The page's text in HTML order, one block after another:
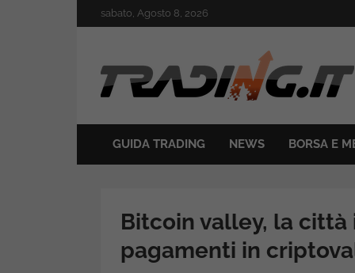
to
sabato, Agosto 8, 2026
Trading.it
GUIDA TRADING NEWS BORSA E
Bitcoin valley, la
pagamenti in